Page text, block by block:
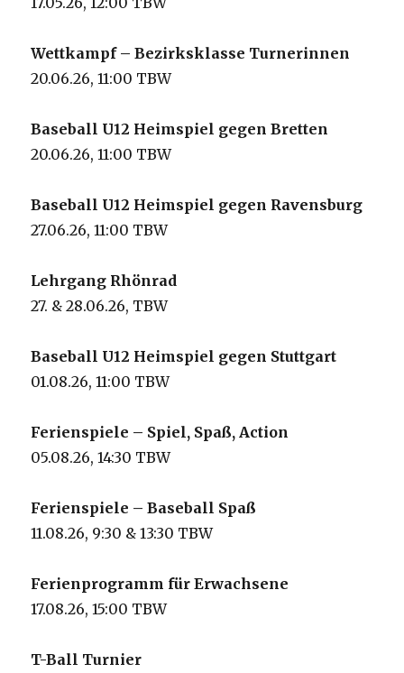
Wettkampf – Bezirksklasse Turnerinnen
20.06.26, 11:00 TBW
Baseball U12 Heimspiel gegen Bretten
20.06.26, 11:00 TBW
Baseball U12 Heimspiel gegen Ravensburg
27.06.26, 11:00 TBW
Lehrgang Rhönrad
27. & 28.06.26, TBW
Baseball U12 Heimspiel gegen Stuttgart
01.08.26, 11:00 TBW
Ferienspiele – Spiel, Spaß, Action
05.08.26, 14:30 TBW
Ferienspiele – Baseball Spaß
11.08.26, 9:30 & 13:30 TBW
Ferienprogramm für Erwachsene
17.08.26, 15:00 TBW
T-Ball Turnier